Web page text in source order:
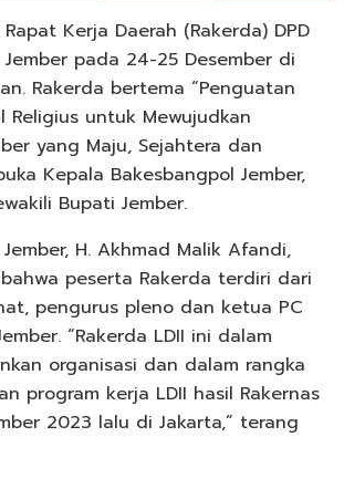
Rapat Kerja Daerah (Rakerda) DPD
Jember pada 24-25 Desember di
Rakerda bertema “Penguatan
Religius untuk Mewujudkan
yang Maju, Sejahtera dan
Kepala Bakesbangpol Jember,
Bupati Jember.
H. Akhmad Malik Afandi,
peserta Rakerda terdiri dari
pengurus pleno dan ketua PC
“Rakerda LDII ini dalam
organisasi dan dalam rangka
program kerja LDII hasil Rakernas
2023 lalu di Jakarta,” terang